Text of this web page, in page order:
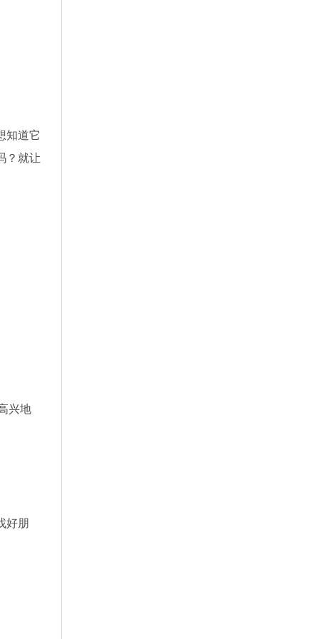
知道它
？就让
兴地
好朋